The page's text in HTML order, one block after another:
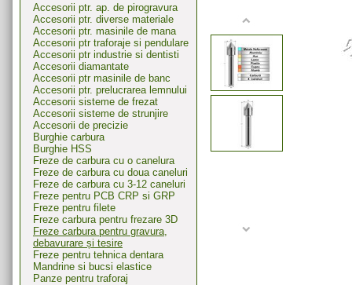
Accesorii ptr. ap. de pirogravura
Accesorii ptr. diverse materiale
Accesorii ptr. masinile de mana
Accesorii ptr traforaje si pendulare
Accesorii ptr industrie si dentisti
Accesorii diamantate
Accesorii ptr masinile de banc
Accesorii ptr. prelucrarea lemnului
Accesorii sisteme de frezat
Accesorii sisteme de strunjire
Accesorii de precizie
Burghie carbura
Burghie HSS
Freze de carbura cu o canelura
Freze de carbura cu doua caneluri
Freze de carbura cu 3-12 caneluri
Freze pentru PCB CRP si GRP
Freze pentru filete
Freze carbura pentru frezare 3D
Freze carbura pentru gravura,
debavurare și tesire
Freze pentru tehnica dentara
Mandrine si bucsi elastice
Panze pentru traforaj